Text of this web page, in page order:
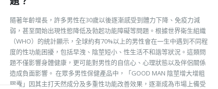
隨著年齡增長，許多男性在30歲以後逐漸感受到體力下降、免疫力減
弱，甚至開始出現性慾降低及勃起功能障礙等問題。根據世界衛生組織
（WHO）的統計顯示，全球約有70%以上的男性會在一生中遇到不同程
度的性功能困擾，包括早洩、陰莖短小、性生活不和諧等狀況。這類問
題不僅影響身體健康，更可能對男性的自信心、心理狀態以及伴侶關係
造成負面影響。 在眾多男性保健產品中，「GOOD MAN 陰莖增大增粗
膠囊」因其主打天然成分及多重性功能改善效果，逐漸成為市場上備受